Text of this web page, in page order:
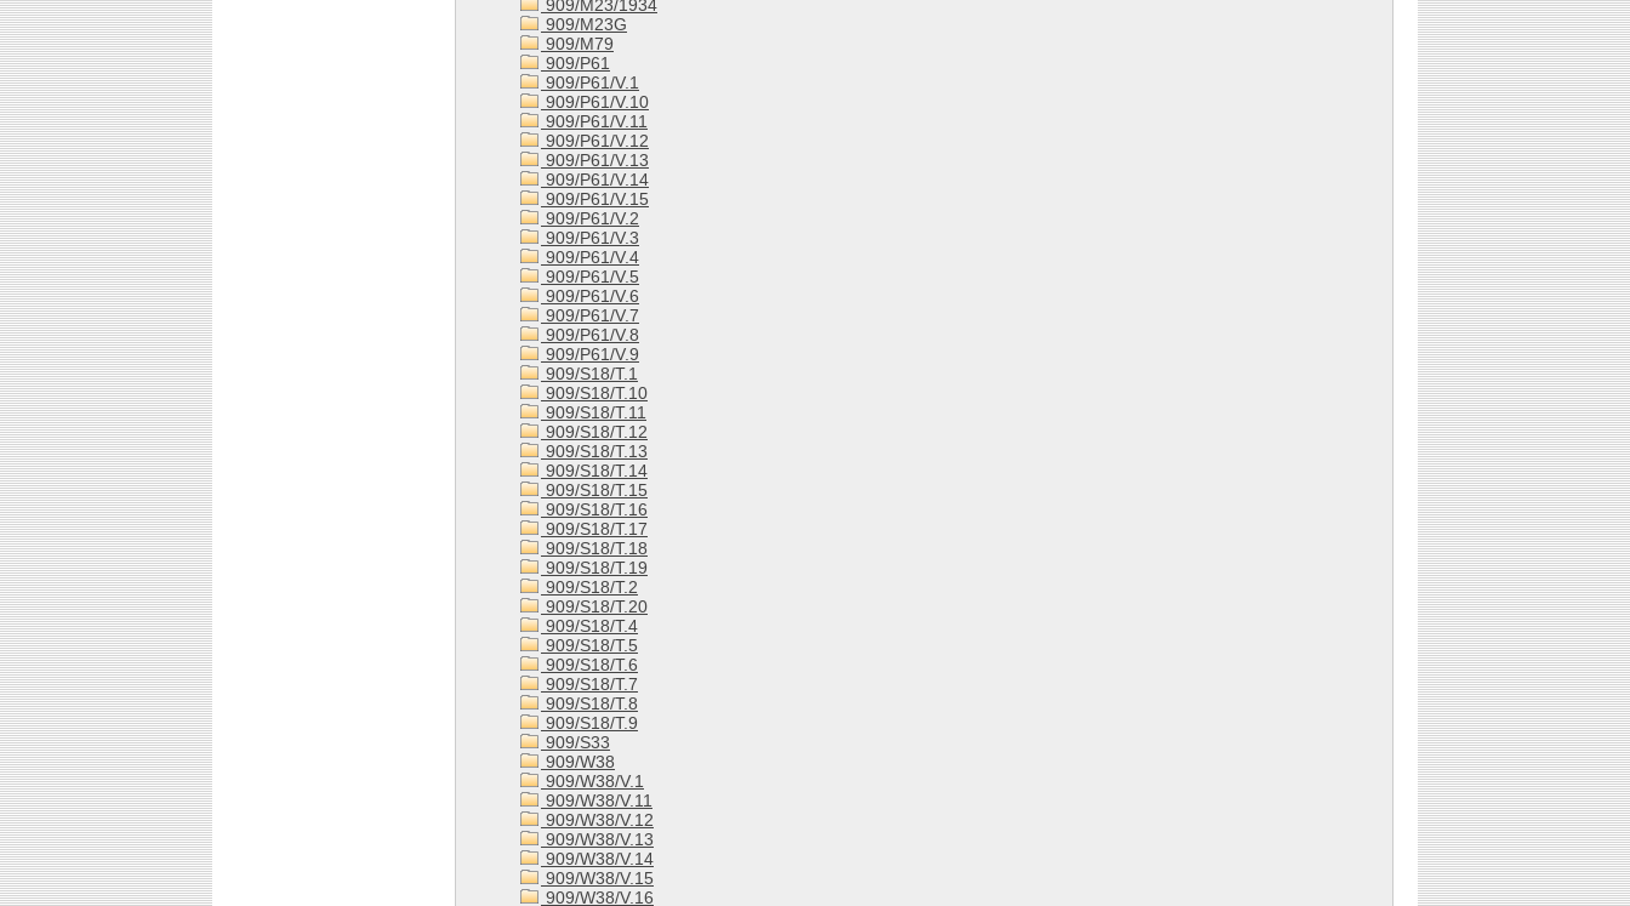
909/M23/1934
909/M23G
909/M79
909/P61
909/P61/V.1
909/P61/V.10
909/P61/V.11
909/P61/V.12
909/P61/V.13
909/P61/V.14
909/P61/V.15
909/P61/V.2
909/P61/V.3
909/P61/V.4
909/P61/V.5
909/P61/V.6
909/P61/V.7
909/P61/V.8
909/P61/V.9
909/S18/T.1
909/S18/T.10
909/S18/T.11
909/S18/T.12
909/S18/T.13
909/S18/T.14
909/S18/T.15
909/S18/T.16
909/S18/T.17
909/S18/T.18
909/S18/T.19
909/S18/T.2
909/S18/T.20
909/S18/T.4
909/S18/T.5
909/S18/T.6
909/S18/T.7
909/S18/T.8
909/S18/T.9
909/S33
909/W38
909/W38/V.1
909/W38/V.11
909/W38/V.12
909/W38/V.13
909/W38/V.14
909/W38/V.15
909/W38/V.16